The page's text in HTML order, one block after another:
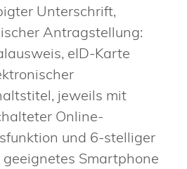
Unterschrift,
Antragstellung:
eID-Karte
jeweils mit
Online-
und 6-stelliger
geeignetes Smartphone